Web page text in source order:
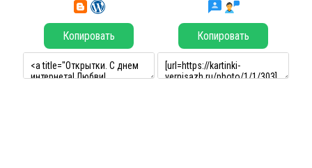
Копировать Копировать